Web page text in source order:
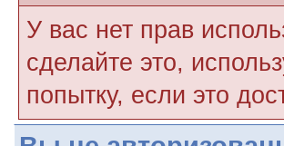
У вас нет прав
сделайте это,
попытку, если это